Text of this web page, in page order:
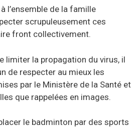
l’ensemble de la famille
scrupuleusement ces
front collectivement.
limiter la propagation du virus, il
de respecter au mieux les
par le Ministère de la Santé et
que rappelées en images.
le badminton par des sports